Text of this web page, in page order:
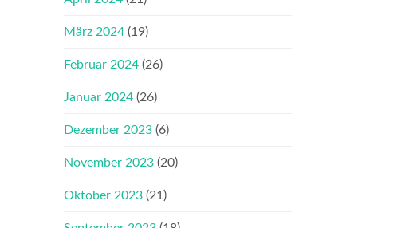
März 2024 (19)
Februar 2024 (26)
Januar 2024 (26)
Dezember 2023 (6)
November 2023 (20)
Oktober 2023 (21)